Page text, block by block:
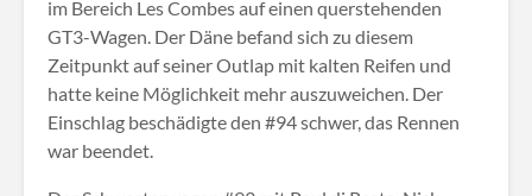
im Bereich Les Combes auf einen querstehenden
GT3-Wagen. Der Däne befand sich zu diesem
Zeitpunkt auf seiner Outlap mit kalten Reifen und
hatte keine Möglichkeit mehr auszuweichen. Der
Einschlag beschädigte den #94 schwer, das Rennen
war beendet.